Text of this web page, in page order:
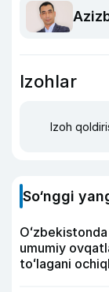
Izohlar
Izoh
So‘nggi
umumiy
toʻlagani